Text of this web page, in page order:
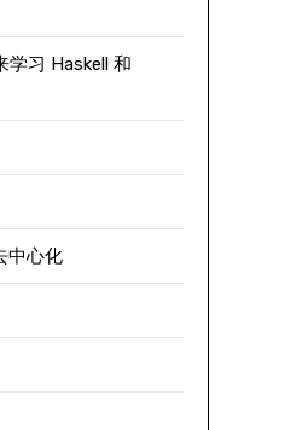
学习 Haskell 和
中心化